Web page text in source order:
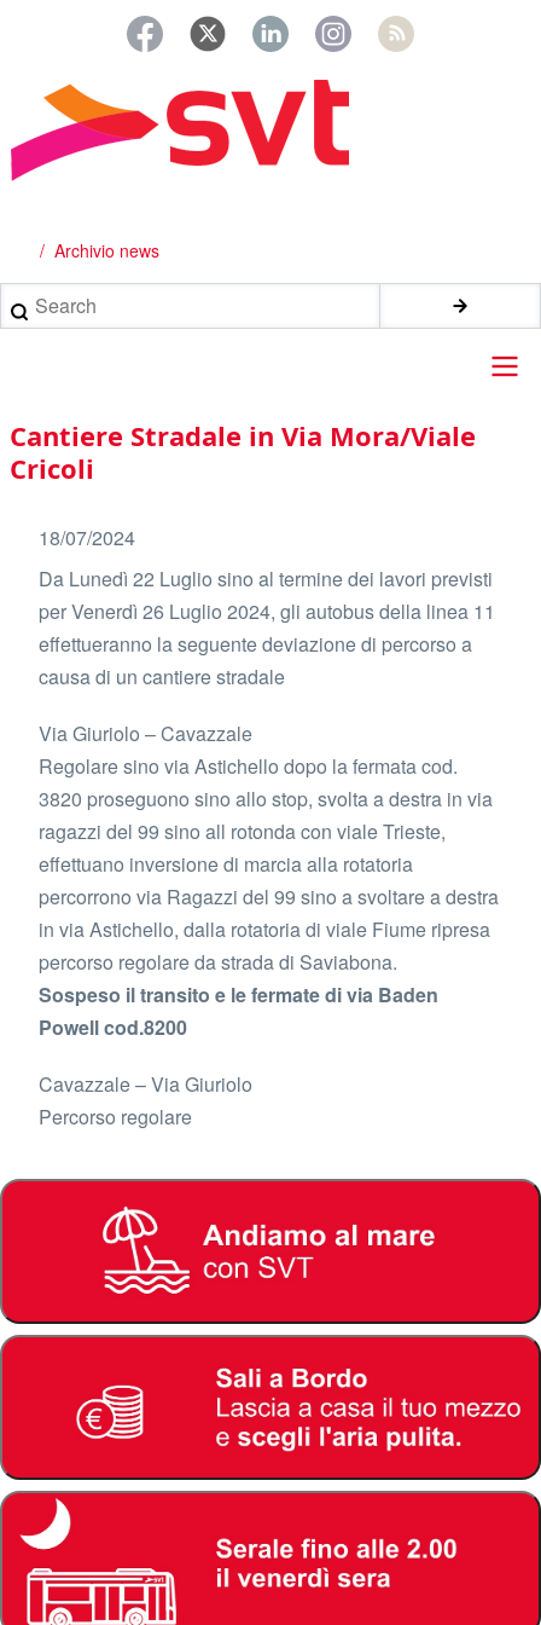
principale
Briciole
di
pane
Archivio news
Search
Main
navigation
Cantiere Stradale in Via Mora/Viale
Cricoli
18/07/2024
Da Lunedì 22 Luglio sino al termine dei lavori previsti
per Venerdì 26 Luglio 2024, gli autobus della linea 11
effettueranno la seguente deviazione di percorso a
causa di un cantiere stradale
Via Giuriolo – Cavazzale
Regolare sino via Astichello dopo la fermata cod.
3820 proseguono sino allo stop, svolta a destra in via
ragazzi del 99 sino all rotonda con viale Trieste,
effettuano inversione di marcia alla rotatoria
percorrono via Ragazzi del 99 sino a svoltare a destra
in via Astichello, dalla rotatoria di viale Fiume ripresa
percorso regolare da strada di Saviabona.
Sospeso il transito e le fermate di via Baden
Powell cod.8200
Cavazzale – Via Giuriolo
Percorso regolare